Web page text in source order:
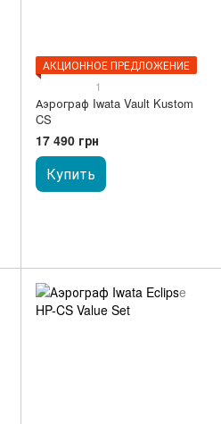
АКЦИОННОЕ ПРЕДЛОЖЕНИЕ
1
Аэрограф Iwata Vault Kustom
CS
17 490 грн
Купить